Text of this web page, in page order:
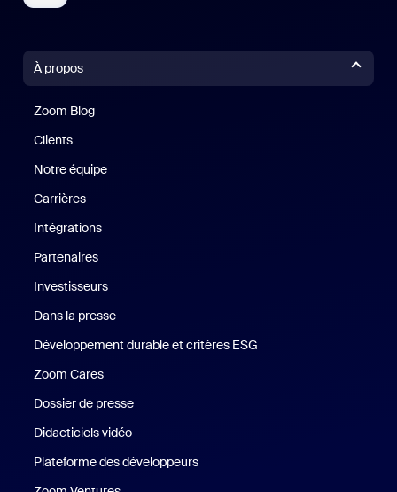
À propos
Zoom Blog
Clients
Notre équipe
Carrières
Intégrations
Partenaires
Investisseurs
Dans la presse
Développement durable et critères ESG
Zoom Cares
Dossier de presse
Didacticiels vidéo
Plateforme des développeurs